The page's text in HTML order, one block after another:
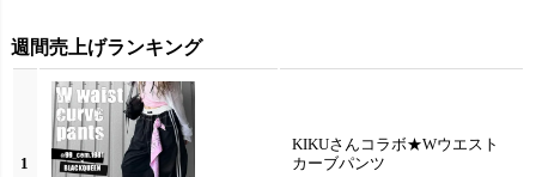
週間売上げランキング
1
KIKUさんコラボ★Wウエスト
カーブパンツ